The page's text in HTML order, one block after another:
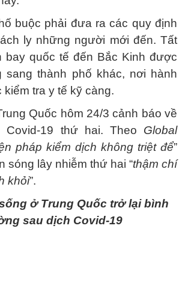
buộc phải đưa ra các quy định
ly những người mới đến. Tất
bay quốc tế đến Bắc Kinh được
sang thành phố khác, nơi hành
tra y tế kỹ càng.
Quốc hôm 24/3 cảnh báo về
Covid-19 thứ hai. Theo Global
pháp kiểm dịch không triệt để”
sóng lây nhiễm thứ hai “thậm chí
khỏi”.
ở Trung Quốc trở lại bình
sau dịch Covid-19